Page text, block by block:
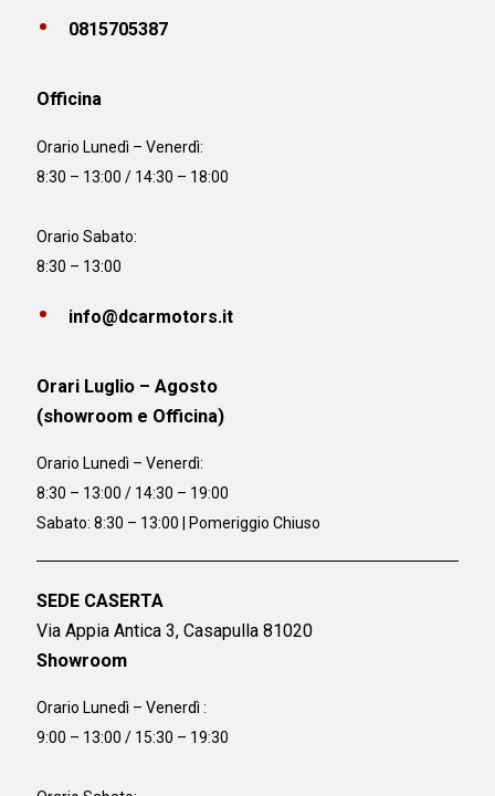
0815705387
Officina
Orario Lunedì – Venerdì:
8:30 – 13:00 / 14:30 – 18:00
Orario Sabato:
8:30 – 13:00
info@dcarmotors.it
Orari Luglio – Agosto
(showroom e Officina)
Orario Lunedì – Venerdì:
8:30 – 13:00 / 14:30 – 19:00
Sabato: 8:30 – 13:00 | Pomeriggio Chiuso
SEDE CASERTA
Via Appia Antica 3, Casapulla 81020
Showroom
Orario Lunedì – Venerdì :
9:00 – 13:00 / 15:30 – 19:30